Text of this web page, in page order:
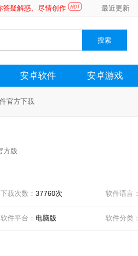
答疑解惑、尽情创作 最近更新
安卓软件 安卓游戏
官方下载
方版
下载次数： 37760次 软件语言：
软件平台： 电脑版 软件分类：